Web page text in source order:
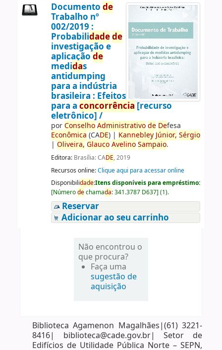
Documento de
Trabalho nº
002/2019 :
Probabilidadede
investigação e
aplicação de
medidas
antidumping
para a indústria
brasileira : Efeitos
para a concorrência [recurso
eletrônico] /
porConselho Administrativo de Defesa
Econômica (CADE)| Kannebley Júnior, Sérgio
| Oliveira, Glauco Avelino Sampaio.
Editora: Brasília: CADE, 2019
Recursos online:Clique aqui para acessar online
Disponibilidade:Itens disponíveis para empréstimo:
[Númerodechamada:341.3787 D637] (1).
Reservar
Adicionar ao seu carrinho
Não encontrou o
que procura?
Faça uma
sugestão de
aquisição
Biblioteca Agamenon Magalhães|(61) 3221-
8416| biblioteca@cade.gov.br| Setor de
Edifícios de Utilidade Pública Norte – SEPN,